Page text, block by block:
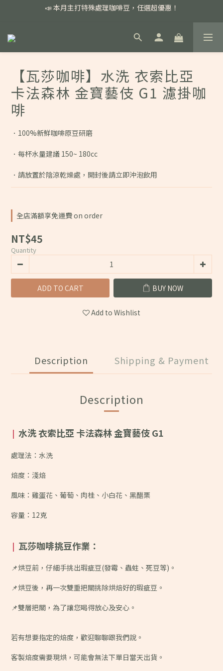
📣 本月主打特殊處理咖啡豆，任選超優惠！
📣 本月主打特殊處理咖啡豆，任選超優惠！
📣 本月主打特殊處理咖啡豆，任選超優惠！
【瓦莎咖啡】水洗 衣索比亞
卡法森林 金寶藝伎 G1 濾掛咖
啡
．100%新鮮咖啡原豆研磨
．每杯水量建議 150~ 180cc
．請放置於陰涼乾燥處，開封後請立即沖泡飲用
全店滿額享免運費 on order
NT$45
Quantity
ADD TO CART BUY NOW
Add to Wishlist
Description Shipping & Payment
Description
| 水洗 衣索比亞 卡法森林 金寶藝伎 G1
處理法：水洗
焙度：淺焙
風味：雞蛋花、葡萄、肉桂、小白花、黑醋栗
容量：12克
| 瓦莎咖啡挑豆作業：
📌烘豆前，仔細手挑出瑕疵豆(發霉、蟲蛀、死豆等)。
📌烘豆後，再一次雙重把關挑除烘焙好的瑕疵豆。
📌雙層把關，為了讓您喝得放心及安心。
若有想要指定的焙度，歡迎聊聊跟我們說。
客製焙度需要現烘，可能會無法下單日當天出貨。